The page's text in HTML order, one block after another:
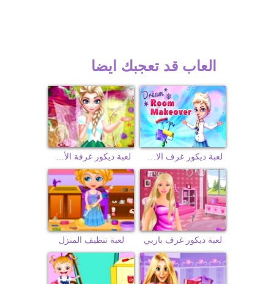
العاب قد تعجبك ايضا
لعبة ديكور غرف الاميرة اليسا لعبة ديكور غرفة الأميرة إلسا
لعبة ديكور غرف باربي لعبة تنظيف المنزل